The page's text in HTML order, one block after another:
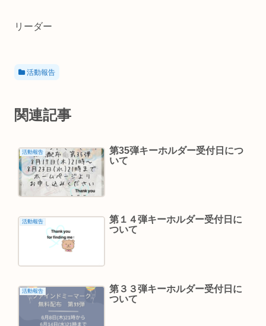
リーダー
活動報告
関連記事
活動報告
第35弾キーホルダー受付日につ
いて
活動報告
第１４弾キーホルダー受付日に
ついて
活動報告
第３３弾キーホルダー受付日に
ついて